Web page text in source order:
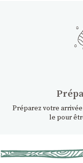
Préparez votre
le pour